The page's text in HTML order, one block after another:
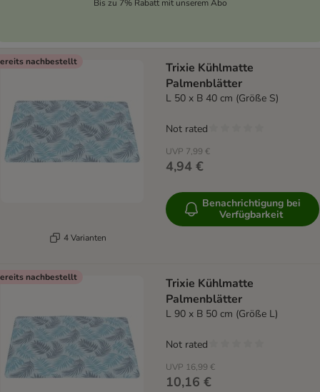
Bis zu 7% Rabatt mit unserem Abo
nachbestellt
4 Varianten
Trixie Kühlmatte
Palmenblätter
L 50 x B 40 cm (Größe S)
UVP 7,99 €
4,94 €
Not rated
Benachrichtigung bei
Verfügbarkeit
nachbestellt
Trixie Kühlmatte
Palmenblätter
L 90 x B 50 cm (Größe L)
UVP 16,99 €
10,16 €
Not rated